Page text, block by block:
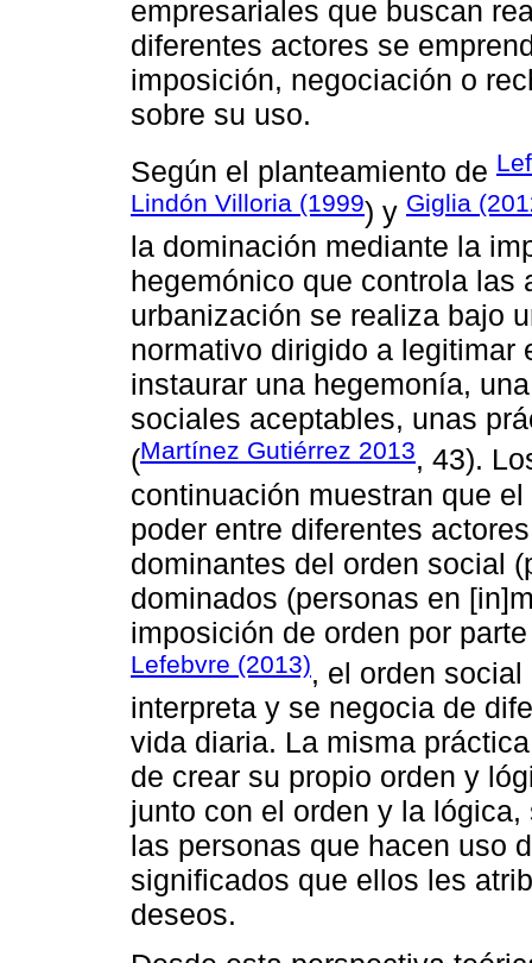
empresariales que buscan
diferentes actores se
imposición, negociación o
sobre su uso.
Según el planteamiento de
Lindón Villoria (1999) y Giglia
la dominación mediante la
hegemónico que controla las
urbanización se realiza bajo
normativo dirigido a legitimar
instaurar una hegemonía,
sociales aceptables, unas
(Martínez Gutiérrez 2013, 43).
continuación muestran que
poder entre diferentes
dominantes del orden social
dominados (personas en
imposición de orden por
Lefebvre (2013), el orden
interpreta y se negocia de
vida diaria. La misma
de crear su propio orden y
junto con el orden y la
las personas que hacen uso
significados que ellos les
deseos.